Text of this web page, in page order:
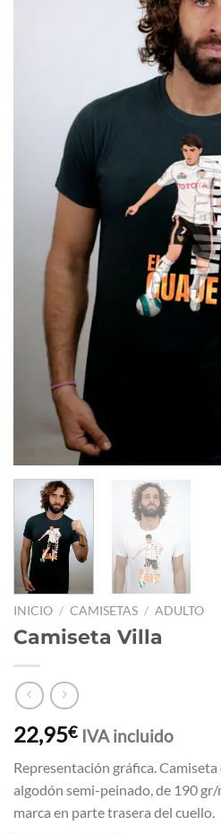
INICIO / CAMISETAS / ADULTO
Camiseta Villa
22,95€ IVA incluido
Representación gráfica.
algodón semi-peinado, de 190
marca en parte trasera del cuello.